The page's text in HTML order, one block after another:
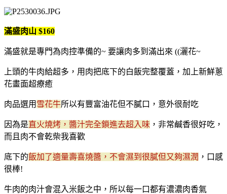
滿盛肉山 $160
滿盛就是專門為肉控準備的~ 要讓肉多到滿出來 ((灑花~
上頭的牛肉給超多，用肉把底下的白飯完整覆蓋，加上新鮮蔥
花畫面超療癒
肉品選用 雪花牛所以有豐富油花但不膩口，意外很耐吃
因為是直火燒烤，醬汁完全鎖進去超入味 ，非常鹹香很好吃，
而且肉不會乾柴我喜歡
底下的飯加了適量壽喜燒醬，不會濕到很膩但又夠濕潤 ，口感
很棒!
牛肉的肉汁會混入米飯之中，所以每一口都有濃濃肉香氣